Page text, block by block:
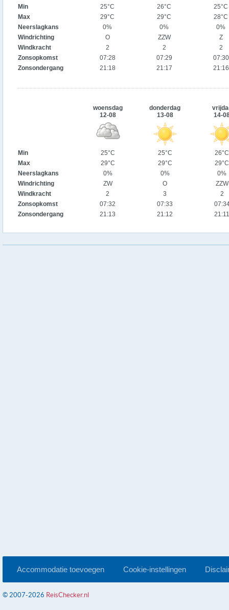
Min 25°C 26°C
25°C
Max
29°C 29°C
28°C
Neerslagkans
0% 0%
0%
Windrichting
O ZZW
Z
Windkracht
2 2
2
Zonsopkomst
07:28 07:29
07:30
Zonsondergang
21:18 21:17 21:16
woensdag
12-08
donderdag
13-08
14-
Min 25°C 25°C
26°C
Max
29°C 29°C
29°C
Neerslagkans
0% 0%
0%
Windrichting
ZW O
ZZW
Windkracht
2 3
2
Zonsopkomst
07:32 07:33
Zonsondergang
21:13 21:12 21:11
Accommodatie toevoegen Cookie-instellingen
© 2007-2026 ReisChecker.nl